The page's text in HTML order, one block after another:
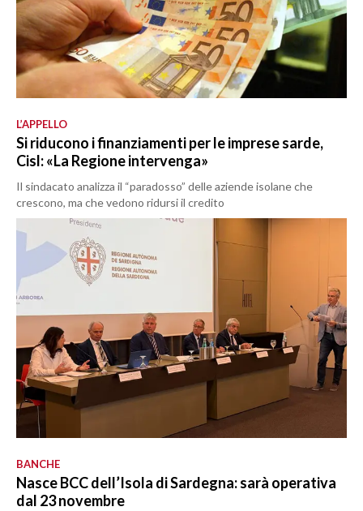
L’APPELLO
Si riducono i finanziamenti per le imprese sarde,
Cisl: «La Regione intervenga»
Il sindacato analizza il “paradosso” delle aziende isolane che
crescono, ma che vedono ridursi il credito
BANCHE
Nasce BCC dell’Isola di Sardegna: sarà operativa
dal 23 novembre